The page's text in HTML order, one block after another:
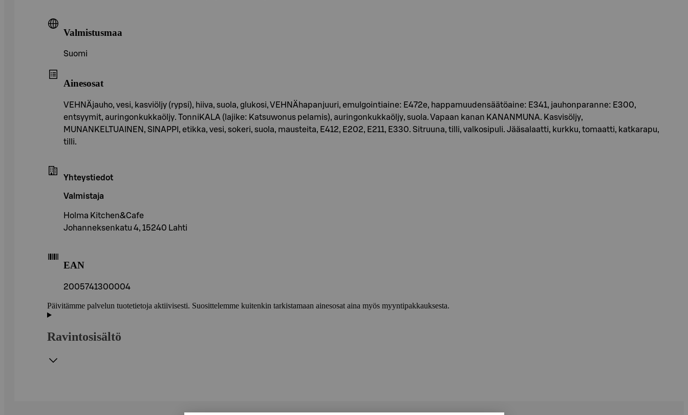
Valmistusmaa
Suomi
Ainesosat
VEHNÄjauho, vesi, kasviöljy (rypsi), hiiva, suola, glukosi, VEHNÄhapanjuuri, emulgointiaine: E472e, happamuudensäätöaine: E341, jauhonparanne: E300,
entsyymit, auringonkukkaöljy. TonniKALA (lajike: Katsuwonus pelamis), auringonkukkaöljy, suola. Vapaan kanan KANANMUNA. Kasvisöljy,
MUNANKELTUAINEN, SINAPPI, etikka, vesi, sokeri, suola, mausteita, E412, E202, E211, E330. Sitruuna, tilli, valkosipuli. Jääsalaatti, kurkku, tomaatti, katkarapu,
tilli.
Yhteystiedot
Valmistaja
Holma Kitchen&Cafe
Johanneksenkatu 4, 15240 Lahti
EAN
2005741300004
Päivitämme palvelun tuotetietoja aktiivisesti. Suosittelemme kuitenkin tarkistamaan ainesosat aina myös myyntipakkauksesta.
Ravintosisältö